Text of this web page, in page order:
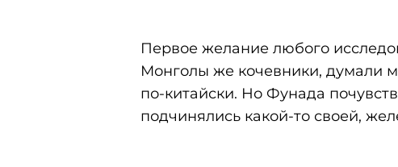
Первое желание любого
Монголы же кочевники, думали
по-китайски. Но Фунада
подчинялись какой-то своей,